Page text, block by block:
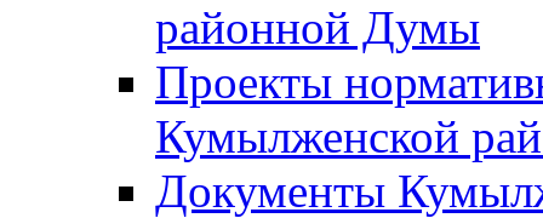
районной Думы
Проекты
Кумылженской
Документы